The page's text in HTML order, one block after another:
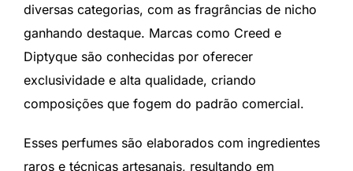
diversas categorias, com as fragrâncias de nicho
ganhando destaque. Marcas como Creed e
Diptyque são conhecidas por oferecer
exclusividade e alta qualidade, criando
composições que fogem do padrão comercial.
Esses perfumes são elaborados com ingredientes
raros e técnicas artesanais, resultando em